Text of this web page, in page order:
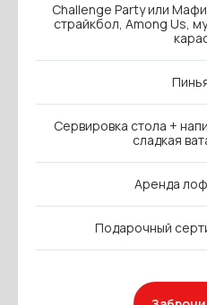
Challenge Party или
страйкбол, Among Us,
Сервировка стола +
сладкая
Аренда
Подарочный